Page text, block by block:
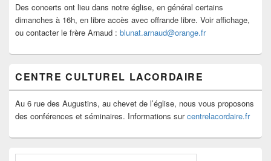
Des concerts ont lieu dans notre église, en général certains
dimanches à 16h, en libre accès avec offrande libre. Voir affichage,
ou contacter le frère Arnaud : blunat.arnaud@orange.fr
CENTRE CULTUREL LACORDAIRE
Au 6 rue des Augustins, au chevet de l’église, nous vous proposons
des conférences et séminaires. Informations surcentrelacordaire.fr